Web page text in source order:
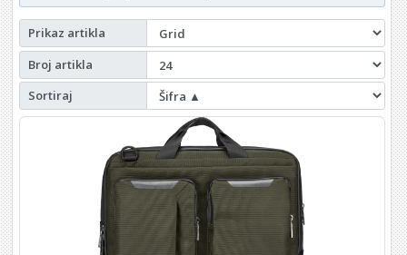
Prikaz artikla
Broj artikla
Sortiraj